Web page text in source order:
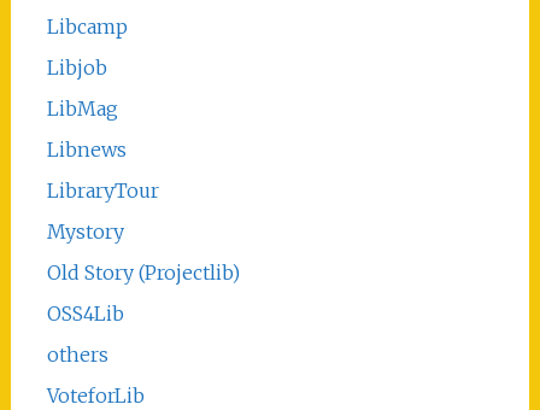
Libcamp
Libjob
LibMag
Libnews
LibraryTour
Mystory
Old Story (Projectlib)
OSS4Lib
others
VoteforLib